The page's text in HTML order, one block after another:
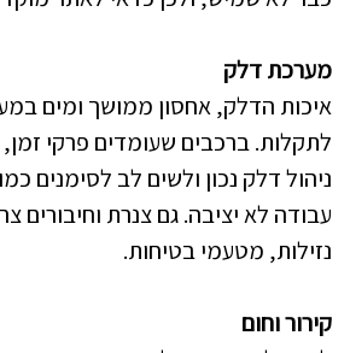
מערכת דלק
איכות הדלק, אחסון ממושך ומים
לתקלות. ברכבים שעומדים פרקי
ניהול דלק נכון ולשים לב לסימנים
עבודה לא יציבה. גם צנרת וחיבורים
נזילות, מטעמי בטיחות.
קירור וחום